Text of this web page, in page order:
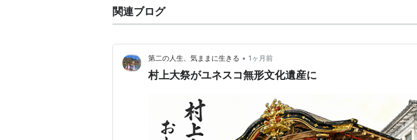
関連ブログ
第二の人生、気ままに生きる • 1ヶ月前
村上大祭がユネスコ無形文化遺産に